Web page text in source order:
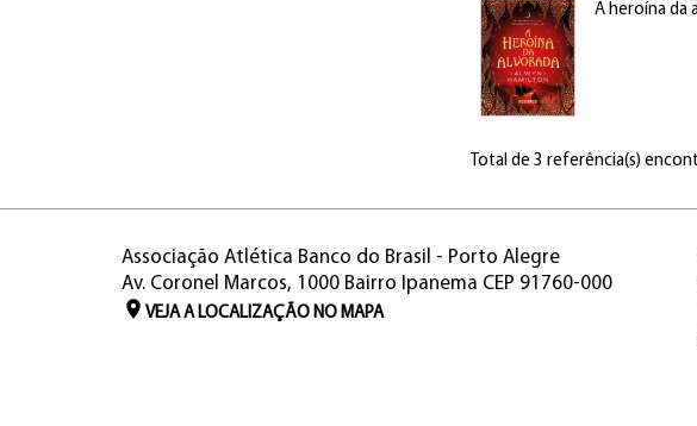
A heroína da
Total de 3 referência(s)
Associação Atlética Banco do Brasil - Porto Alegre
Av. Coronel Marcos, 1000 Bairro Ipanema CEP 91760-000
VEJA A LOCALIZAÇÃO NO MAPA